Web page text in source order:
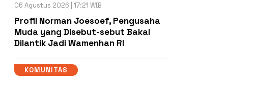
06 Agustus 2026 | 17:21 WIB
Profil Norman Joesoef, Pengusaha
Muda yang Disebut-sebut Bakal
Dilantik Jadi Wamenhan RI
KOMUNITAS